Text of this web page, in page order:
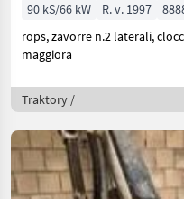
90 kS/66 kW R. v. 1997
rops, zavorre n.2 laterali,
maggiora
Traktory /